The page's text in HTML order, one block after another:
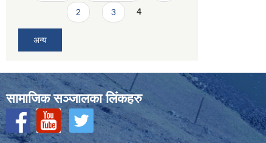
2 3 4
अन्य
सामाजिक सञ्‍जालका लिंकहरु